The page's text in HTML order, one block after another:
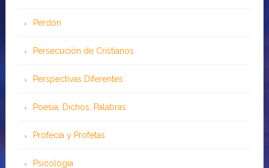
Perdón
Persecución de Cristianos
Perspectivas Diferentes
Poesía, Dichos, Palabras
Profecía y Profetas
Psicología